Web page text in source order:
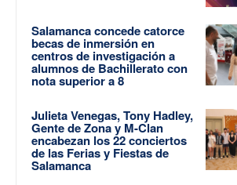
Salamanca concede catorce
becas de inmersión en
centros de investigación a
alumnos de Bachillerato con
nota superior a 8
Julieta Venegas, Tony Hadley,
Gente de Zona y M-Clan
encabezan los 22 conciertos
de las Ferias y Fiestas de
Salamanca